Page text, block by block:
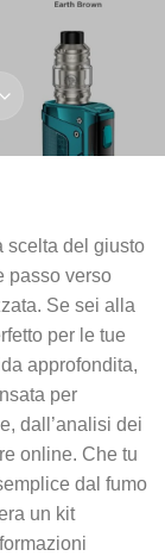
scelta del giusto
passo verso
Se sei alla
per le tue
approfondita,
per
dall’analisi dei
online. Che tu
dal fumo
un kit